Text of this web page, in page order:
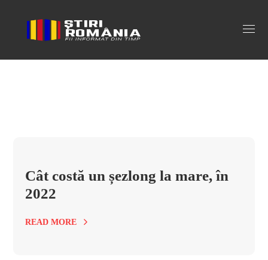
cat costa un sezlong in 2021 Tag
Cât costă un șezlong la mare, în
2022
READ MORE